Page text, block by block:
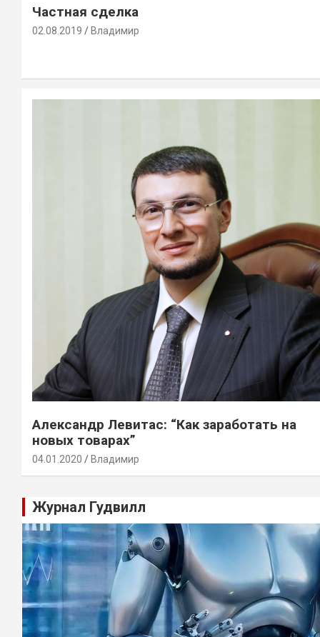
Частная сделка
02.08.2019 Владимир
Александр Левитас: “Как заработать на
новых товарах”
04.01.2020 Владимир
Журнал Гудвилл